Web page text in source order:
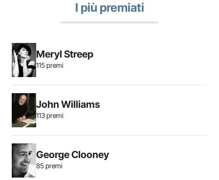
I più premiati
Meryl Streep
115 premi
John Williams
113 premi
George Clooney
85 premi